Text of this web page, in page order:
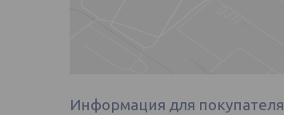
Информация для покупателя